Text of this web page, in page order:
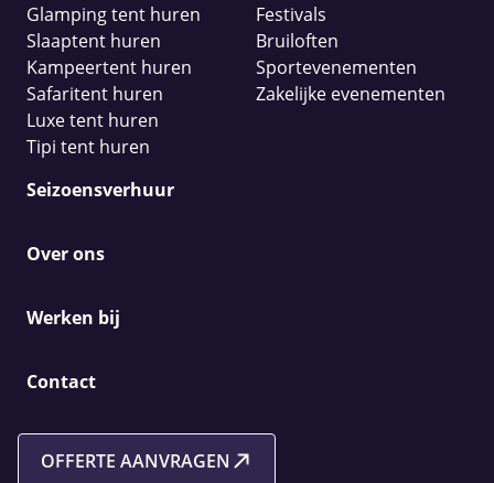
Glamping tent huren
Slaaptent huren
Kampeertent huren
Safaritent huren
Luxe tent huren
Tipi tent huren
Festivals
Bruiloften
Sportevenementen
Zakelijke evenementen
Seizoensverhuur
Over ons
Werken bij
Contact
OFFERTE AANVRAGEN